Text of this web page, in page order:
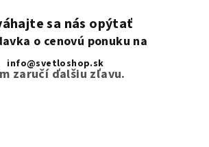
sa nás opýtať
o cenovú ponuku na
info@svetloshop.sk
zaručí ďalšiu zľavu.